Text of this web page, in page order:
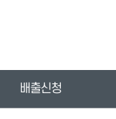
배출신청